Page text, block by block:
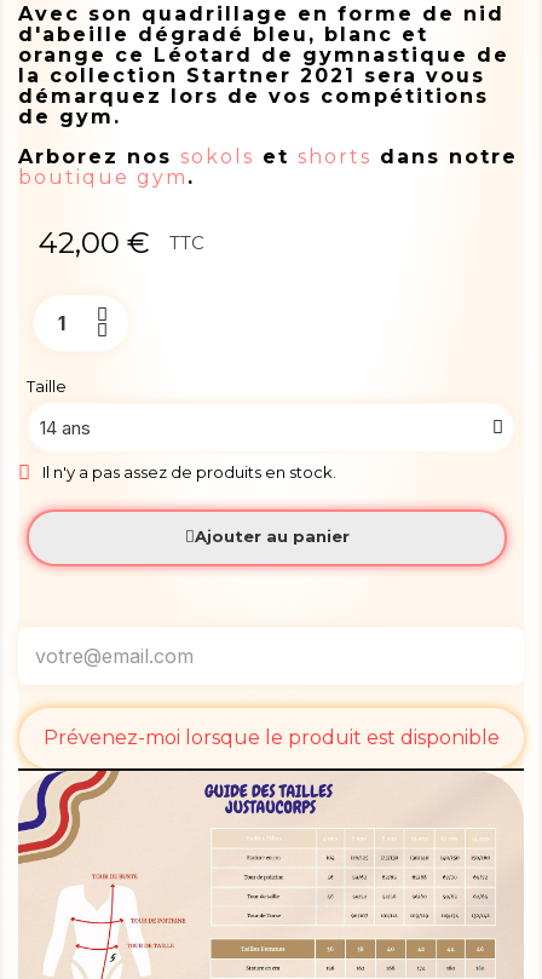
Avec son quadrillage en forme de nid
d'abeille dégradé bleu, blanc et
orange ce Léotard de gymnastique de
la collection Startner 2021 sera vous
démarquez lors de vos compétitions
de gym.
Arborez nos sokols et shorts dans notre
boutique gym .
42,00 € TTC
Taille
Il n'y a pas assez de produits en stock.
Ajouter au panier
Prévenez-moi lorsque le produit est disponible